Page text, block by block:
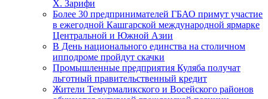
Х. Зарифи
Более 30 предпринимателей ГБАО примут участие
в ежегодной Кашгарской международной ярмарке
Центральной и Южной Азии
В День национального единства на столичном
ипподроме пройдут скачки
Промышленные предприятия Куляба получат
льготный правительственный кредит
Жители Темурмаликского и Восейского районов